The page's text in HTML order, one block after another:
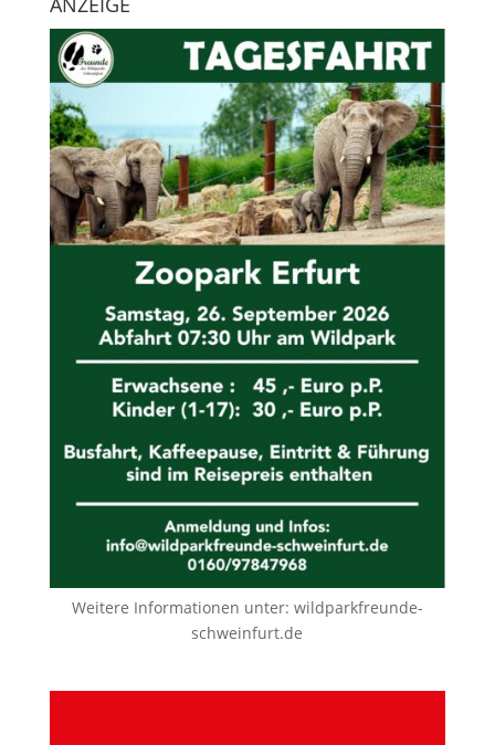
Weitere Informationen unter: wildparkfreunde-
schweinfurt.de